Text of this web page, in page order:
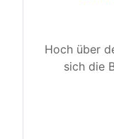
Hoch über
sich die